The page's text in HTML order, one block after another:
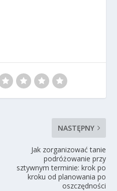
NASTĘPNY
Jak zorganizować tanie
podróżowanie przy
sztywnym terminie: krok po
kroku od planowania po
oszczędności